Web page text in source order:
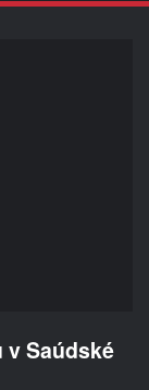
v Saúdské